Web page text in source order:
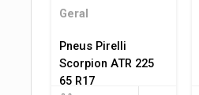
Geral
Pneus Pirelli
Scorpion ATR 225
65 R17